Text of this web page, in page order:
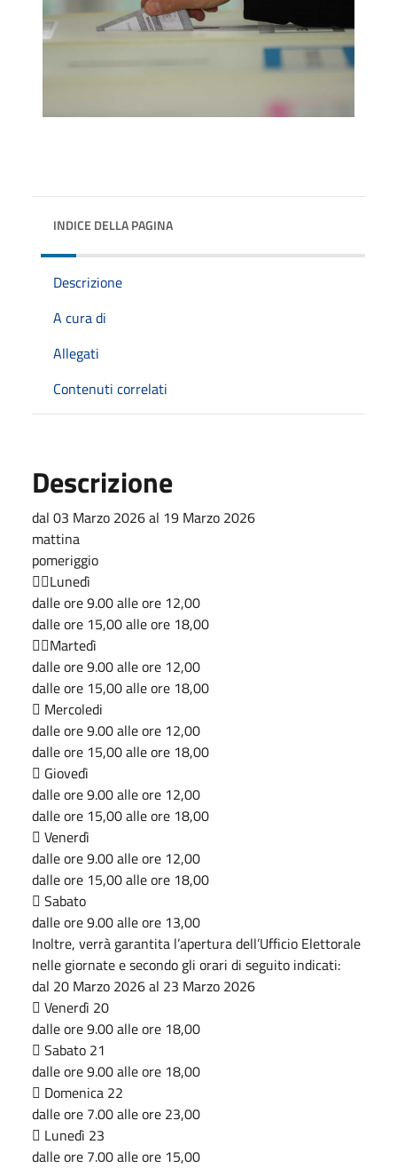
INDICE DELLA PAGINA
Descrizione
A cura di
Allegati
Contenuti correlati
Descrizione
dal 03 Marzo 2026 al 19 Marzo 2026
mattina
pomeriggio
Lunedì
dalle ore 9.00 alle ore 12,00
dalle ore 15,00 alle ore 18,00
Martedì
dalle ore 9.00 alle ore 12,00
dalle ore 15,00 alle ore 18,00
 Mercoledi
dalle ore 9.00 alle ore 12,00
dalle ore 15,00 alle ore 18,00
 Giovedì
dalle ore 9.00 alle ore 12,00
dalle ore 15,00 alle ore 18,00
 Venerdì
dalle ore 9.00 alle ore 12,00
dalle ore 15,00 alle ore 18,00
 Sabato
dalle ore 9.00 alle ore 13,00
Inoltre, verrà garantita l’apertura dell’Ufficio Elettorale
nelle giornate e secondo gli orari di seguito indicati:
dal 20 Marzo 2026 al 23 Marzo 2026
 Venerdì 20
dalle ore 9.00 alle ore 18,00
 Sabato 21
dalle ore 9.00 alle ore 18,00
 Domenica 22
dalle ore 7.00 alle ore 23,00
 Lunedì 23
dalle ore 7.00 alle ore 15,00